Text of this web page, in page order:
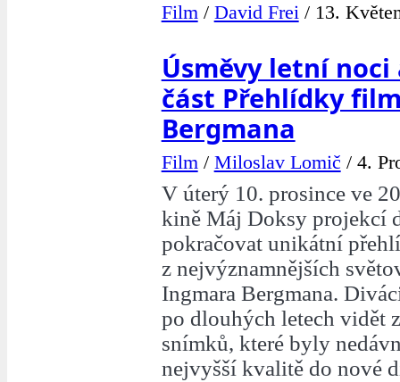
Film/ David Frei/ 13.
Úsměvy letní
část Přehlídky
Bergmana
Film/ Miloslav Lomič / 4.
V úterý 10. prosince ve
kině Máj Doksy projekcí
pokračovat unikátní
z nejvýznamnějších
Ingmara Bergmana.
po dlouhých letech vidět
snímků, které byly
nejvyšší kvalitě do nové